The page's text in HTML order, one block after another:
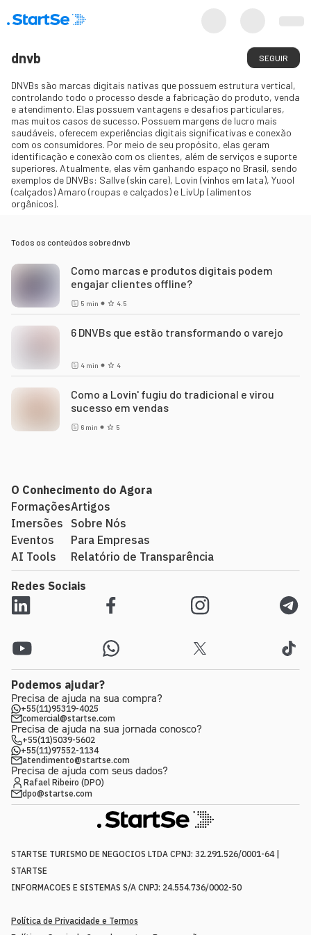
dnvb SEGUIR
DNVBs são marcas digitais nativas que possuem estrutura vertical,
controlando todo o processo desde a fabricação do produto, venda
e atendimento. Elas possuem vantagens e desafios particulares,
mas muitos casos de sucesso. Possuem margens de lucro mais
saudáveis, oferecem experiências digitais significativas e conexão
com os consumidores. Por meio de seu propósito, elas geram
identificação e conexão com os clientes, além de serviços e suporte
superiores. Atualmente, elas vêm ganhando espaço no Brasil, sendo
exemplos de DNVBs: Sallve (skin care), Lovin (vinhos em lata), Yuool
(calçados) Amaro (roupas e calçados) e LivUp (alimentos
orgânicos).
Todos os conteúdos sobrednvb
Como marcas e produtos digitais podem
engajar clientes offline?
5 min 4.5
6 DNVBs que estão transformando o varejo
4 min 4
Como a Lovin' fugiu do tradicional e virou
sucesso em vendas
6 min 5
O Conhecimento do Agora
Formações
Imersões
Eventos
AI Tools
Artigos
Sobre Nós
Para Empresas
Relatório de Transparência
Redes Sociais
Podemos ajudar?
Precisa de ajuda na sua compra?
+55(11)95319-4025
comercial@startse.com
Precisa de ajuda na sua jornada conosco?
+55(11)5039-5602
+55(11)97552-1134
atendimento@startse.com
Precisa de ajuda com seus dados?
Rafael Ribeiro (DPO)
dpo@startse.com
STARTSE TURISMO DE NEGOCIOS LTDA CPNJ: 32.291.526/0001-64 |
STARTSE
INFORMACOES E SISTEMAS S/A CNPJ: 24.554.736/0002-50
Política de Privacidade e Termos